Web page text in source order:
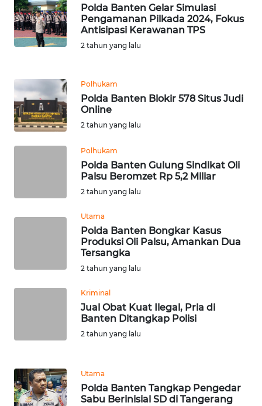
Polda Banten Gelar Simulasi
Pengamanan Pilkada 2024, Fokus
Antisipasi Kerawanan TPS
2 tahun yang lalu
Polhukam
Polda Banten Blokir 578 Situs Judi
Online
2 tahun yang lalu
Polhukam
Polda Banten Gulung Sindikat Oli
Palsu Beromzet Rp 5,2 Miliar
2 tahun yang lalu
Utama
Polda Banten Bongkar Kasus
Produksi Oli Palsu, Amankan Dua
Tersangka
2 tahun yang lalu
Kriminal
Jual Obat Kuat Ilegal, Pria di
Banten Ditangkap Polisi
2 tahun yang lalu
Utama
Polda Banten Tangkap Pengedar
Sabu Berinisial SD di Tangerang
SERAMBI
WN
JAMBI
WN
SULTRA
WN
WN
WN
BENGKULU